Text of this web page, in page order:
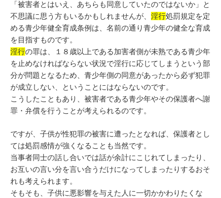
「被害者とはいえ、あちらも同意していたのではないか」と
不思議に思う方もいるかもしれませんが、淫行処罰規定を定
める青少年健全育成条例は、名前の通り青少年の健全な育成
を目指すものです。
淫行の罪は、１８歳以上である加害者側が未熟である青少年
を止めなければならない状況で淫行に応じてしまうという部
分が問題となるため、青少年側の同意があったから必ず犯罪
が成立しない、ということにはならないのです。
こうしたこともあり、被害者である青少年やその保護者へ謝
罪・弁償を行うことが考えられるのです。
ですが、子供が性犯罪の被害に遭ったとなれば、保護者とし
ては処罰感情が強くなることも当然です。
当事者同士の話し合いでは話が余計にこじれてしまったり、
お互いの言い分を言い合うだけになってしまったりするおそ
れも考えられます。
そもそも、子供に悪影響を与えた人に一切かかわりたくな